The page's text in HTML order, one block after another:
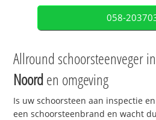
058-
Allround schoorsteenveger in
Noorden omgeving
Is uw schoorsteen aan inspectie
een schoorsteenbrand en wacht